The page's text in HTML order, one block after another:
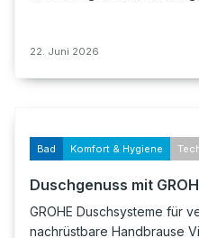
22. Juni 2026
Bad Komfort & Hygiene
Duschgenuss mit
GROHE Duschsysteme für
nachrüstbare Handbrause